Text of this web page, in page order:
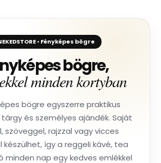
• Fényképes bögre
bögre,
minden kortyban
bögre egyszerre praktikus
és személyes ajándék. Saját
szöveggel, rajzzal vagy vicces
így a reggeli kávé, tea
minden nap egy kedves emlékkel